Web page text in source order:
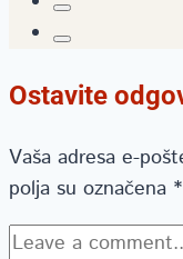
Ostavite
Vaša adresa e-
polja su označena *